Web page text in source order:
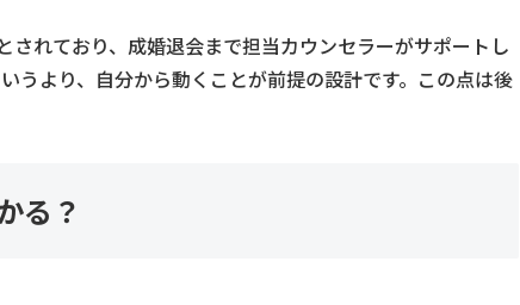
れており、成婚退会まで担当カウンセラーがサポートし
うより、自分から動くことが前提の設計です。この点は後
る？